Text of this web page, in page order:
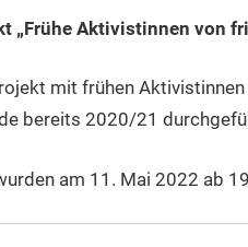
„Frühe Aktivistinnen von
mit frühen
bereits 2020/21
am 11. Mai 2022 ab